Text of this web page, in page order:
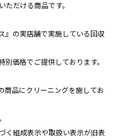
ただける商品です。
』の実店舗で実施している回収
価格でご提供しております。
商品にクリーニングを施してお
く組成表示や取扱い表示が旧表